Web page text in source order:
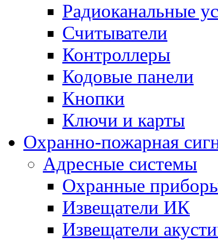
Радиоканальные
Считыватели
Контроллеры
Кодовые панели
Кнопки
Ключи и карты
Охранно-пожарная
Адресные системы
Охранные
Извещатели ИК
Извещатели